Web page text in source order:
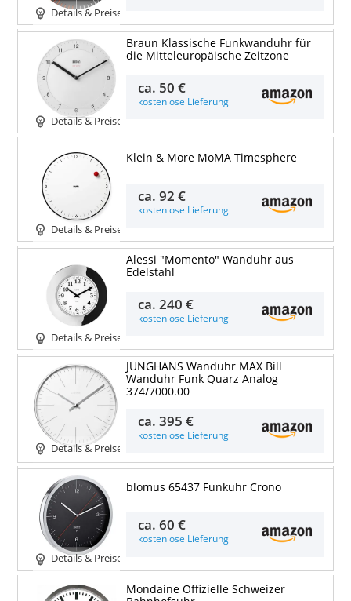
Details & Preise
Details & Preise
Braun Klassische Funkwanduhr für
die Mitteleuropäische Zeitzone
ca. 50 €
kostenlose Lieferung
Details & Preise
Klein & More MoMA Timesphere
ca.92 €
kostenlose Lieferung
Details & Preise
Alessi "Momento" Wanduhr aus
Edelstahl
ca.240 €
kostenlose Lieferung
Details & Preise
JUNGHANS Wanduhr MAX Bill
Wanduhr Funk Quarz Analog
374/7000.00
ca.395 €
kostenlose Lieferung
Details & Preise
blomus 65437 Funkuhr Crono
ca.60 €
kostenlose Lieferung
Mondaine Offizielle Schweizer